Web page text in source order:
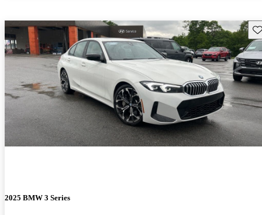
2025 BMW 3 Series